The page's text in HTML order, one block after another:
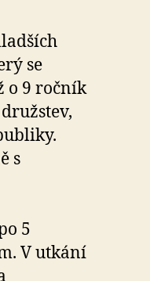
se
o 9 ročník
s
5
V utkání